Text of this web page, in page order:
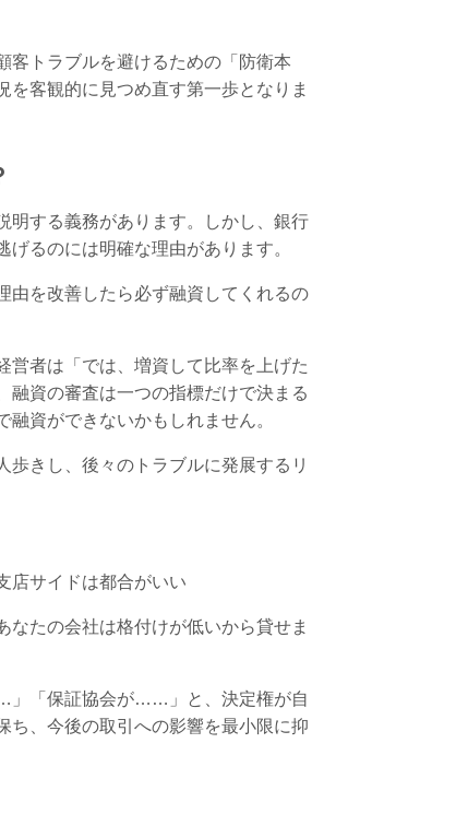
客トラブルを避けるための「防衛本
客観的に見つめ直す第一歩となりま
明する義務があります。しかし、銀行
るのには明確な理由があります。
由を改善したら必ず融資してくれるの
営者は「では、増資して比率を上げた
融資の審査は一つの指標だけで決まる
資ができないかもしれません。
きし、後々のトラブルに発展するリ
店サイドは都合がいい
たの会社は格付けが低いから貸せま
」「保証協会が……」と、決定権が自
ち、今後の取引への影響を最小限に抑